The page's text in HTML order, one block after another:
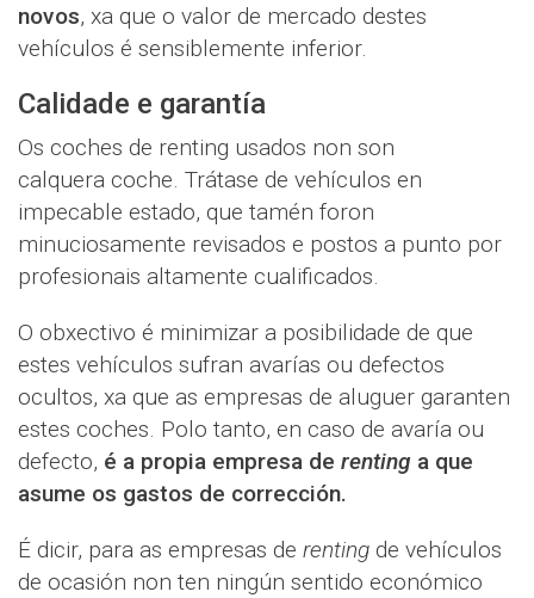
novos, xa que o valor de mercado destes
vehículos é sensiblemente inferior.
Calidade e garantía
Os coches de renting usados non son
calquera coche. Trátase de vehículos en
impecable estado, que tamén foron
minuciosamente revisados ​​e postos a punto por
profesionais altamente cualificados.
O obxectivo é minimizar a posibilidade de que
estes vehículos sufran avarías ou defectos
ocultos, xa que as empresas de aluguer garanten
estes coches. Polo tanto, en caso de avaría ou
defecto, é a propia empresa de renting a que
asume os gastos de corrección.
É dicir, para as empresas de renting de vehículos
de ocasión non ten ningún sentido económico